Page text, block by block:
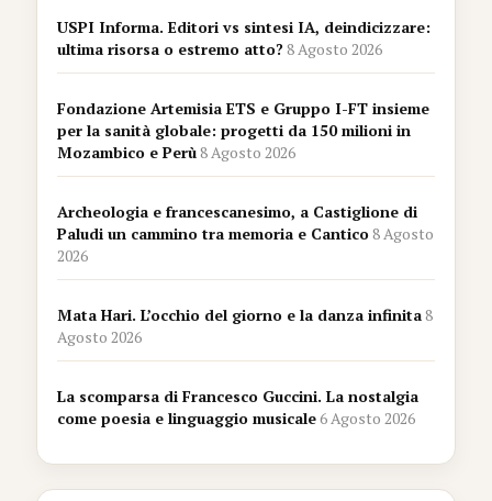
USPI Informa. Editori vs sintesi IA, deindicizzare:
ultima risorsa o estremo atto?8 Agosto 2026
Fondazione Artemisia ETS e Gruppo I-FT insieme
per la sanità globale: progetti da 150 milioni in
Mozambico e Perù8 Agosto 2026
Archeologia e francescanesimo, a Castiglione di
Paludi un cammino tra memoria e Cantico8 Agosto
2026
Mata Hari. L’occhio del giorno e la danza infinita8
Agosto 2026
La scomparsa di Francesco Guccini. La nostalgia
come poesia e linguaggio musicale6 Agosto 2026